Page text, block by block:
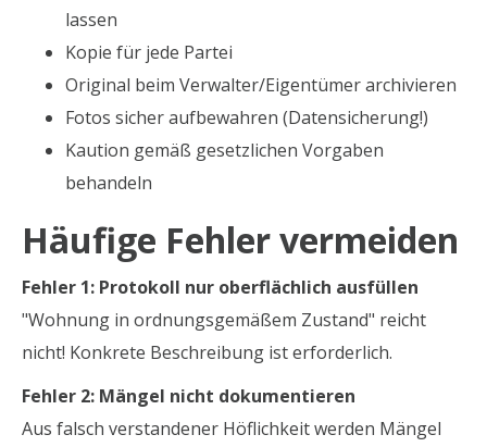
lassen
Kopie für jede Partei
Original beim Verwalter/Eigentümer archivieren
Fotos sicher aufbewahren (Datensicherung!)
Kaution gemäß gesetzlichen Vorgaben
behandeln
Häufige Fehler vermeiden
Fehler 1: Protokoll nur oberflächlich ausfüllen
"Wohnung in ordnungsgemäßem Zustand" reicht
nicht! Konkrete Beschreibung ist erforderlich.
Fehler 2: Mängel nicht dokumentieren
Aus falsch verstandener Höflichkeit werden Mängel